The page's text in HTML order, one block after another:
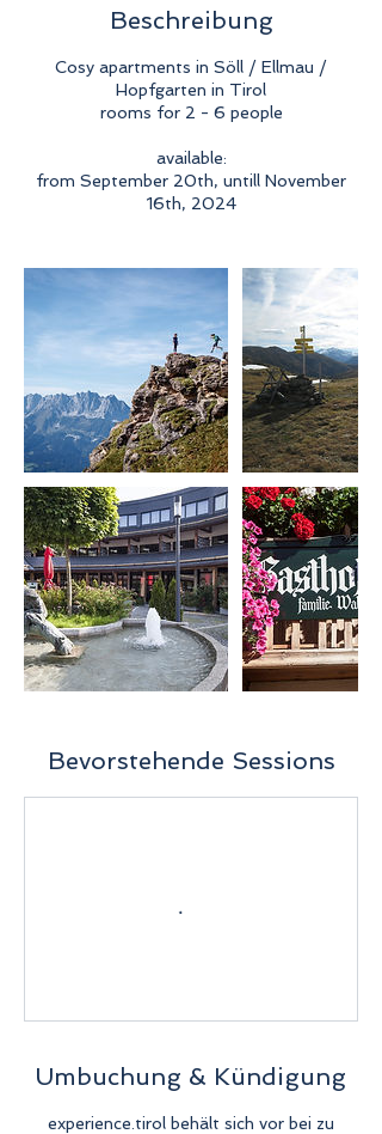
Beschreibung
Cosy apartments in Söll / Ellmau /
Hopfgarten in Tirol
rooms for 2 - 6 people
available:
from September 20th, untill November
16th, 2024
Bevorstehende Sessions
Umbuchung & Kündigung
experience.tirol behält sich vor bei zu